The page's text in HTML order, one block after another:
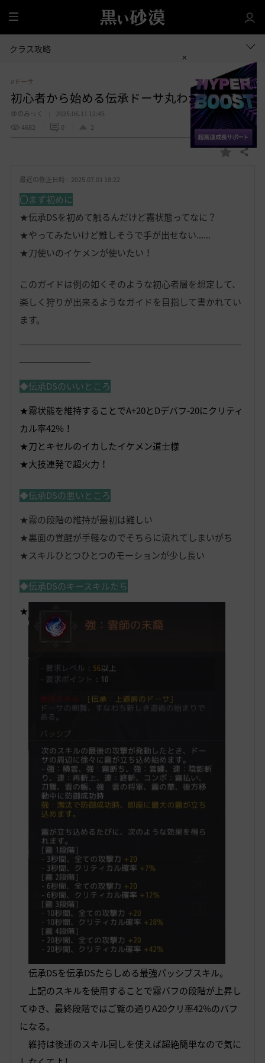
全
体
クラス攻略
#ドーサ
初心者から始める伝承ドーサ丸わかりガイド
ゆのみっく
2025.06.11 12:45
4682
0 2
お 共有する
最近の修正日時 : 2025.07.01 18:22
〇まず初めに
★伝承DSを初めて触るんだけど霧状態ってなに？
★やってみたいけど難しそうで手が出せない......
★刀使いのイケメンが使いたい！
このガイドは例の如くそのような初心者層を想定して、
楽しく狩りが出来るようなガイドを目指して書かれてい
ます。
―――――――――――――――――――――――――
――――――――
◆伝承DSのいいところ
★霧状態を維持することでA+20とDデバフ-20にクリティ
カル率42%！
★刀とキセルのイカしたイケメン道士様
★大技連発で超火力！
◆伝承DSの悪いところ
★霧の段階の維持が最初は難しい
★裏面の覚醒が手軽なのでそちらに流れてしまいがち
★スキルひとつひとつのモーションが少し長い
◆伝承DSのキースキルたち
★
伝承DSを伝承DSたらしめる最強パッシブスキル。
上記のスキルを使用することで霧バフの段階が上昇し
てゆき、最終段階ではご覧の通りA20クリ率42%のバフ
になる。
維持は後述のスキル回しを使えば超絶簡単なので気に